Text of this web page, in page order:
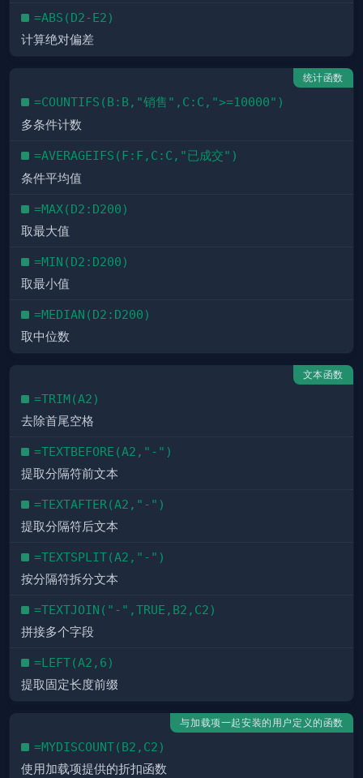
=ABS(D2-E2)
计算绝对偏差
统计函数
=COUNTIFS(B:B,"销售",C:C,">=10000")
多条件计数
=AVERAGEIFS(F:F,C:C,"已成交")
条件平均值
=MAX(D2:D200)
取最大值
=MIN(D2:D200)
取最小值
=MEDIAN(D2:D200)
取中位数
文本函数
=TRIM(A2)
去除首尾空格
=TEXTBEFORE(A2,"-")
提取分隔符前文本
=TEXTAFTER(A2,"-")
提取分隔符后文本
=TEXTSPLIT(A2,"-")
按分隔符拆分文本
=TEXTJOIN("-",TRUE,B2,C2)
拼接多个字段
=LEFT(A2,6)
提取固定长度前缀
与加载项一起安装的用户定义的函数
=MYDISCOUNT(B2,C2)
使用加载项提供的折扣函数